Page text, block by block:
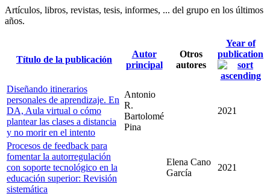
Artículos, libros, revistas, tesis, informes, ... del grupo en los últimos
años.
Título de la publicación
Autor
principal
Otros
autores
Year of
publication
Diseñando itinerarios
personales de aprendizaje. En
DA, Aula virtual o cómo
plantear las clases a distancia
y no morir en el intento
Antonio
R.
Bartolomé
Pina
2021
Procesos de feedback para
fomentar la autorregulación
con soporte tecnológico en la
educación superior: Revisión
sistemática
Elena Cano
García
2021